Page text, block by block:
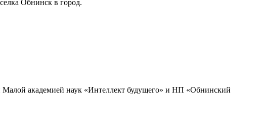
Обнинск в город.
академией наук «Интеллект будущего» и НП «Обнинский